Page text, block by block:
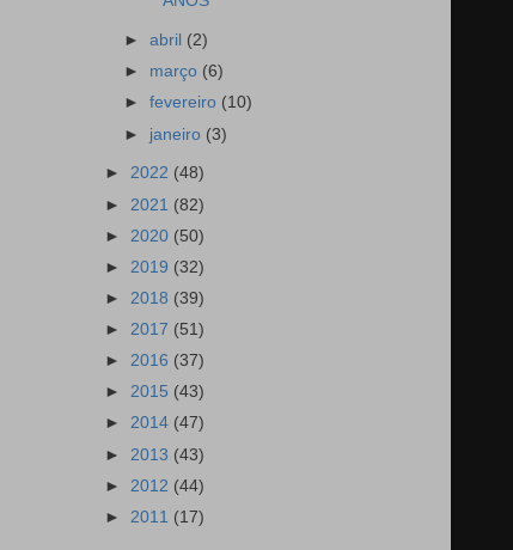
►abril (2)
► março (6)
►fevereiro (10)
► janeiro (3)
► 2022 (48)
► 2021 (82)
► 2020 (50)
► 2019 (32)
► 2018 (39)
► 2017 (51)
► 2016 (37)
► 2015 (43)
► 2014 (47)
► 2013 (43)
► 2012 (44)
► 2011 (17)